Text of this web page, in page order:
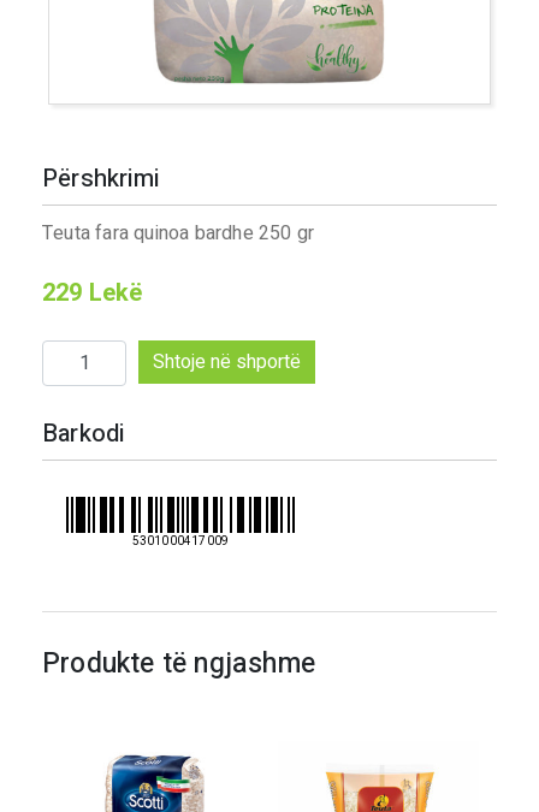
Përshkrimi
Teuta fara quinoa bardhe 250 gr
229 Lekë
Sasi
Teuta
quinoa
bardhe
250
Shtoje në shportë
Barkodi
5301000417009
Produkte të ngjashme